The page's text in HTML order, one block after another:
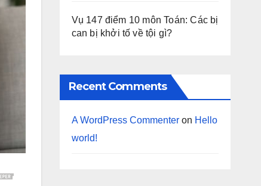
Vụ 147 điểm 10 môn Toán: Các bị
can bị khởi tố về tội gì?
Recent Comments
A WordPress Commenteron Hello
world!